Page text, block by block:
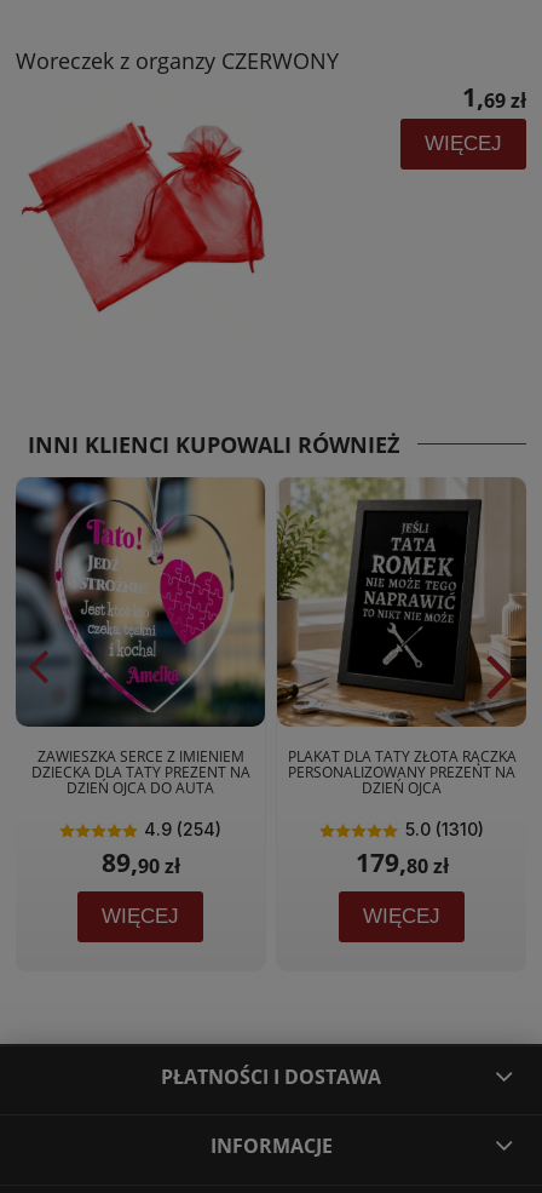
Woreczek z organzy CZERWONY
1,69 zł
WIĘCEJ
INNI KLIENCI KUPOWALI RÓWNIEŻ
ZAWIESZKA SERCE Z IMIENIEM
DZIECKA DLA TATY PREZENT NA
DZIEŃ OJCA DO AUTA
4.9 (254)
89,90 zł
WIĘCEJ
PLAKAT DLA TATY ZŁOTA RĄCZKA
PERSONALIZOWANY PREZENT NA
DZIEŃ OJCA
5.0 (1310)
179,80 zł
WIĘCEJ
PŁATNOŚCI I DOSTAWA
INFORMACJE